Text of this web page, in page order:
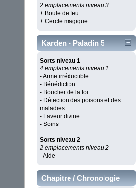
2 emplacements niveau 3
+ Boule de feu
+ Cercle magique
Karden - Paladin 5
Sorts niveau 1
4 emplacements niveau 1
- Arme irréductible
- Bénédiction
- Bouclier de la foi
- Détection des poisons et des
maladies
- Faveur divine
- Soins
Sorts niveau 2
2 emplacements niveau 2
- Aide
Chapitre / Chronologie